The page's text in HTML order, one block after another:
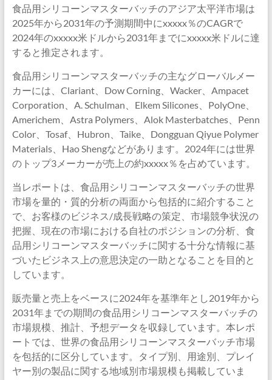
食品用シリコーンマスターバッチのアジア太平洋市場は
2025年から2031年の予測期間中にxxxxx％のCAGRで
2024年のxxxxx米ドルから2031年までにxxxxx米ドルに達
すると推定されます。
食品用シリコーンマスターバッチの主なグローバルメー
カーには、Clariant、Dow Corning、Wacker、Ampacet
Corporation、A. Schulman、Elkem Silicones、PolyOne、
Americhem、Astra Polymers、Alok Masterbatches、Penn
Color、Tosaf、Hubron、Taike、Dongguan Qiyue Polymer
Materials、Hao Shengなどがあります。2024年には世界
のトップ3メーカーが売上の約xxxxx％を占めています。
当レポートは、食品用シリコーンマスターバッチの世界
市場を量的・質的分析の両面から包括的に紹介すること
で、お客様のビジネス/成長戦略の策定、市場競争状況の
把握、現在の市場における自社のポジションの分析、食
品用シリコーンマスターバッチに関する十分な情報に基
づいたビジネス上の意思決定の一助となることを目的と
しています。
販売量と売上をベースに2024年を基準年とし2019年から
2031年までの期間の食品用シリコーンマスターバッチの
市場規模、推計、予想データを収録しています。本レポ
ートでは、世界の食品用シリコーンマスターバッチ市場
を包括的に区分しています。タイプ別、用途別、プレイ
ヤー別の製品に関する地域別市場規模も掲載していま